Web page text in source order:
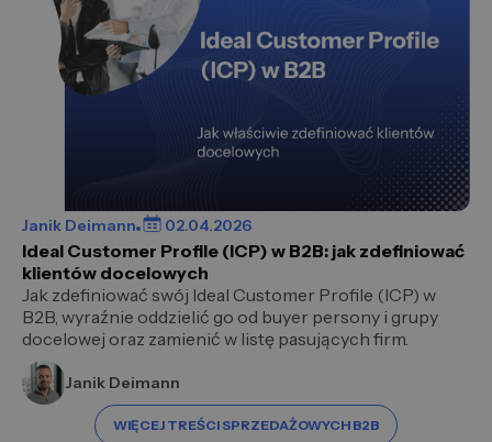
Janik Deimann 02.04.2026
Ideal Customer Profile (ICP) w B2B: jak zdefiniować
klientów docelowych
Jak zdefiniować swój Ideal Customer Profile (ICP) w
B2B, wyraźnie oddzielić go od buyer persony i grupy
docelowej oraz zamienić w listę pasujących firm.
Janik Deimann
WIĘCEJ TREŚCI SPRZEDAŻOWYCH B2B